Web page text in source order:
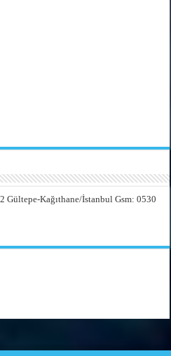
Gültepe-Kağıthane/İstanbul Gsm: 0530